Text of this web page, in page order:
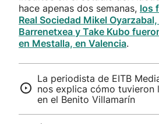
hace apenas dos semanas, los
Real Sociedad Mikel
Barrenetxea y Take Kubo
en Mestalla, en Valencia.
La periodista de EITB
nos explica cómo tuvieron
en el Benito Villamarín